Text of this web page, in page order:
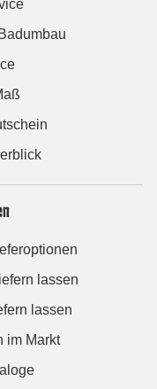
lassen
lassen
im Markt